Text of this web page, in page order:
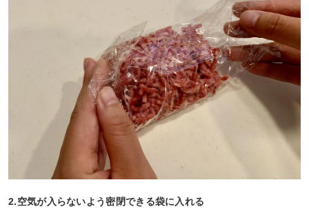
2.空気が入らないよう密閉できる袋に入れる